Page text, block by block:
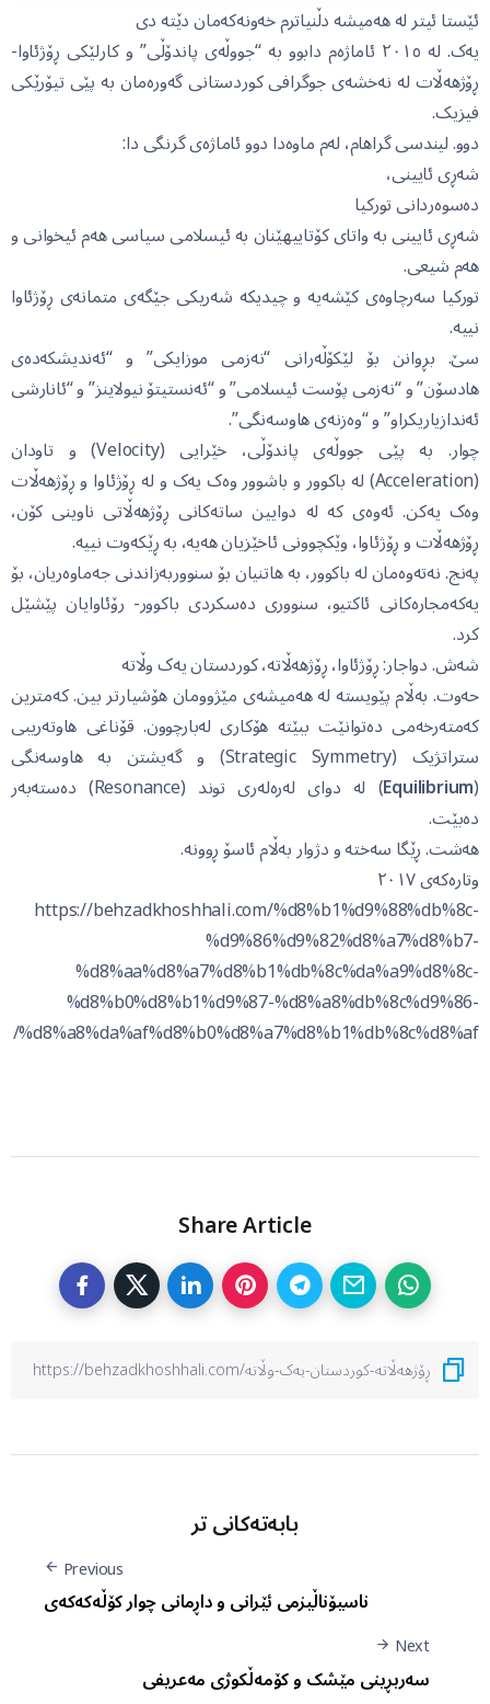
ئێستا ئیتر لە هەمیشە دڵنیاترم خەونەکەمان دێتە دی
یەک. لە ۲۰۱٥ ئاماژەم دابوو بە “جووڵەی پاندۆڵی” و کارلێکی ڕۆژئاوا-
ڕۆژهەڵات لە نەخشەی جوگرافی کوردستانی گەورەمان بە پێی تیۆرێکی
فیزیک.
دوو. لیندسی گراهام، لەم ماوەدا دوو ئاماژەی گرنگی دا:
شەڕی ئایینی،
دەسوەردانی تورکیا
شەڕی ئایینی بە واتای کۆتاییهێنان بە ئیسلامی سیاسی هەم ئیخوانی و
هەم شیعی.
تورکیا سەرچاوەی کێشەیە و چیدیکە شەریکی جێگەی متمانەی ڕۆژئاوا
نییە.
سێ. بڕوانن بۆ لێکۆڵەرانی “نەزمی موزایکی” و “ئەندیشکەدەی
هادسۆن” و “نەزمی پۆست ئیسلامی” و “ئەنستیتۆ نیولاینز” و “ئانارشی
ئەندازیاریکراو” و “وەزنەی هاوسەنگی”.
چوار. بە پێی جووڵەی پاندۆڵی، خێرایی (Velocity) و تاودان
(Acceleration) لە باکوور و باشوور وەک یەک و لە ڕۆژئاوا و ڕۆژهەڵات
وەک یەکن. ئەوەی کە لە دوایین ساتەکانی ڕۆژهەڵاتی ناوینی کۆن،
ڕۆژهەڵات و ڕۆژئاوا، وێکچوونی ئاخێزیان هەیە، بە ڕێکەوت نییە.
پەنج. نەتەوەمان لە باکوور، بە هاتنیان بۆ سنووربەزاندنی جەماوەریان، بۆ
یەکەمجارەکانی ئاکتیو، سنووری دەسکردی باکوور- رۆئاوایان پێشێل
کرد.
شەش. دواجار: ڕۆژئاوا، ڕۆژهەڵاتە، کوردستان یەک وڵاتە
حەوت. بەڵام پێویستە لە هەمیشەی مێژوومان هۆشیارتر بین. کەمترین
کەمتەرخەمی دەتوانێت ببێتە هۆکاری لەبارچوون. قۆناغی هاوتەریبی
ستراتژیک (Strategic Symmetry) و گەیشتن بە هاوسەنگی
(
Equilibrium
) لە دوای لەرەلەری توند (Resonance) دەستەبەر
دەبێت.
هەشت. ڕێگا سەختە و دژوار بەڵام ئاسۆ ڕوونە.
وتارەکەی ۲۰۱۷
https://behzadkhoshhali.com/%d8%b1%d9%88%db%8c-
%d9%86%d9%82%d8%a7%d8%b7-
%d8%aa%d8%a7%d8%b1%db%8c%da%a9%d8%8c-
%d8%b0%d8%b1%d9%87-%d8%a8%db%8c%d9%86-
%d8%a8%da%af%d8%b0%d8%a7%d8%b1%db%8c%d8%af/
Share Article
بابەتەکانی تر
Previous
ناسیۆناڵیزمی ئێرانی و داڕمانی چوار کۆڵەکەکەی
Next
سەربڕینی مێشک و کۆمەڵکوژی مەعریفی